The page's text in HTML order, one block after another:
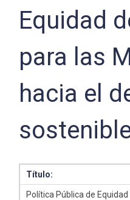
Equidad
para las
hacia el
Título:
Política Pública de